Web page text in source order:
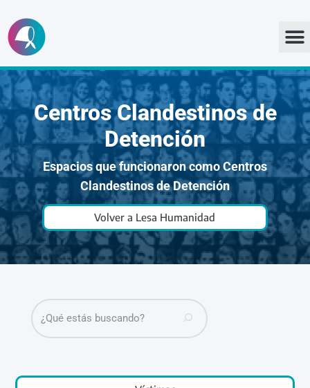
Ir
al
contenido
Centros Clandestinos de
Detención
Espacios que funcionaron como Centros
Clandestinos de Detención
Volver a Lesa Humanidad